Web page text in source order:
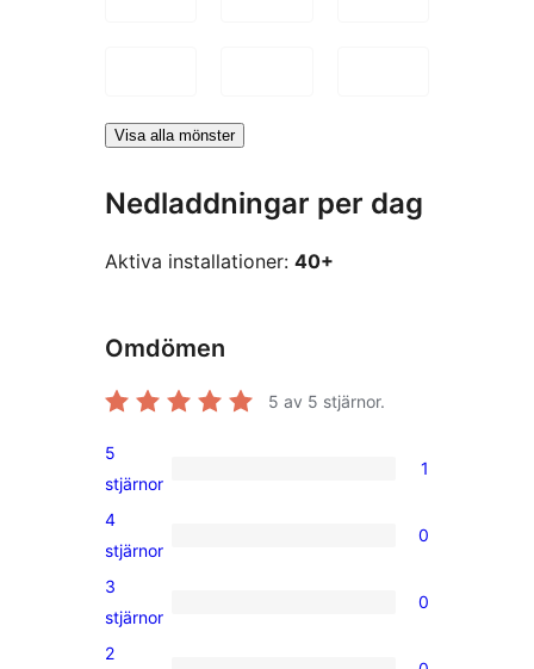
Visa alla mönster
Nedladdningar per dag
Aktiva installationer: 40+
Omdömen
5 av 5 stjärnor.
1
5-
stjärnig
recension
5
stjärnor
1
0
4-
stjärniga
recensioner
4
stjärnor
0
0
3-
3
stjärnor
0
2